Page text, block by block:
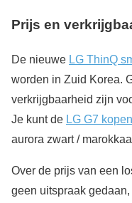
Prijs en
De nieuwe LG ThinQ
worden in Zuid Korea.
verkrijgbaarheid zijn
Je kunt de LG G7 kopen
aurora zwart /
Over de prijs van een
geen uitspraak